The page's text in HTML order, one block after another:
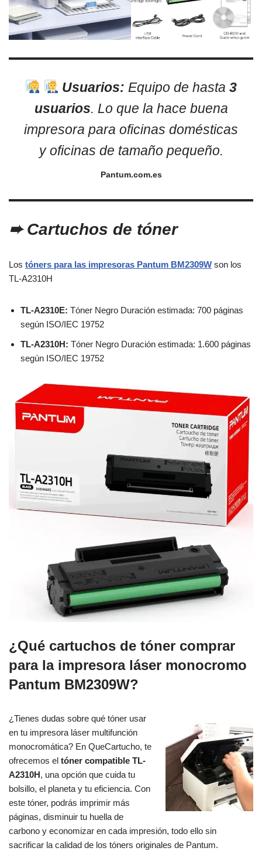
Usuarios: Equipo de hasta3
usuarios. Lo que la hace buena
impresora para oficinas domésticas
y oficinas de tamaño pequeño.
Pantum.com.es
➨ Cartuchos de tóner
Los tóners para las impresoras Pantum BM2309W son los
TL-A2310H
TL-A2310E: Tóner Negro Duración estimada: 700 páginas
según ISO/IEC 19752
TL-A2310H: Tóner Negro Duración estimada: 1.600 páginas
según ISO/IEC 19752
¿Qué cartuchos de tóner comprar
para la impresora láser monocromo
Pantum BM2309W?
¿Tienes dudas sobre qué tóner usar
en tu impresora láser multifunción
monocromática? En QueCartucho, te
ofrecemos el tóner compatible TL-
A2310H , una opción que cuida tu
bolsillo, el planeta y tu eficiencia. Con
este tóner, podrás imprimir más
páginas, disminuir tu huella de
carbono y economizar en cada impresión, todo ello sin
sacrificar la calidad de los tóners originales de Pantum.